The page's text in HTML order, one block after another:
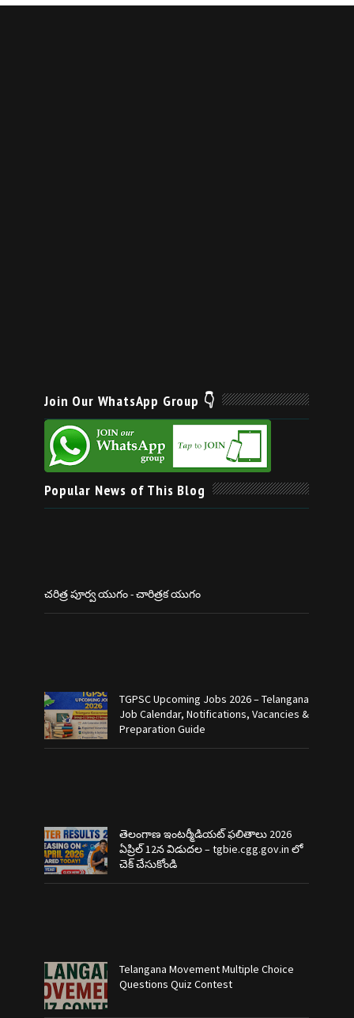
Join Our WhatsApp Group 👇
Popular News of This Blog
చరిత్ర పూర్వ యుగం - చారిత్రక యుగం
TGPSC Upcoming Jobs 2026 – Telangana
Job Calendar, Notifications, Vacancies &
Preparation Guide
తెలంగాణ ఇంటర్మీడియట్ ఫలితాలు 2026
ఏప్రిల్ 12న విడుదల – tgbie.cgg.gov.in లో
చెక్ చేసుకోండి
Telangana Movement Multiple Choice
Questions Quiz Contest